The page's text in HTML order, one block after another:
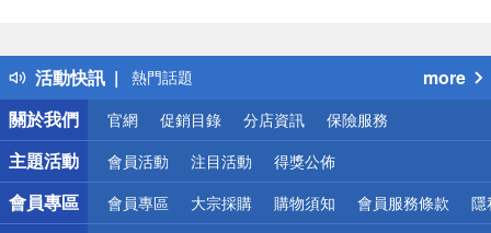
活動快訊
得獎公告
熱門話題
銀行優惠
偏遠地區配送
詐騙網頁！請小心！
more
關於我們
官網 促銷目錄 分店資訊 保險服務
主題活動 會員活動 注目活動 得獎公佈
會員專區 會員專區 大宗採購 購物須知 會員服務條款 隱